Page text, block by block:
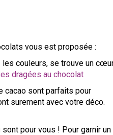
vous est proposée :
couleurs, se trouve un
dragées au chocolat
cacao sont parfaits pour
surement avec votre déco.
pour vous ! Pour garnir un